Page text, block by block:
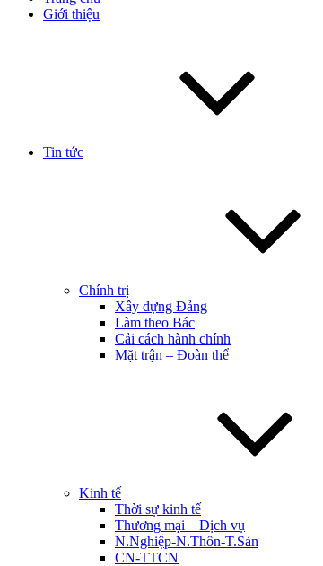
Giới thiệu
Tin tức
Chính trị
Xây dựng Đảng
Làm theo Bác
Cải cách hành chính
Mặt trận – Đoàn thể
Kinh tế
Thời sự kinh tế
Thương mại – Dịch vụ
N.Nghiệp-N.Thôn-T.Sản
CN-TTCN